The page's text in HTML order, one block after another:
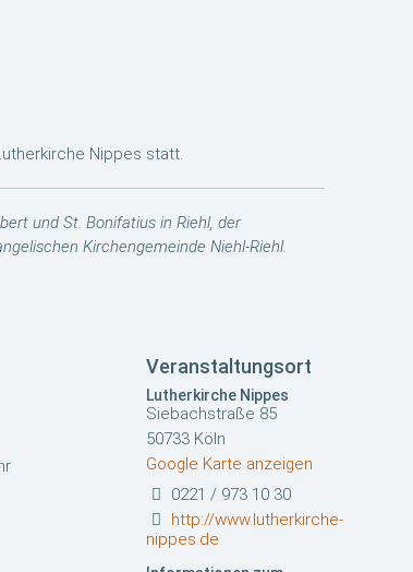
Nippes statt.
und St. Bonifatius in Riehl, der
Kirchengemeinde Niehl-Riehl.
Veranstaltungsort
Lutherkirche Nippes
Siebachstraße 85
50733 Köln
Google Karte anzeigen
0221 / 973 10 30
http://www.lutherkirche-
nippes.de